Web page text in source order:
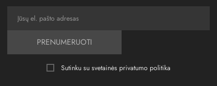
PRENUMERUOTI
Sutinku su svetainės privatumo politika